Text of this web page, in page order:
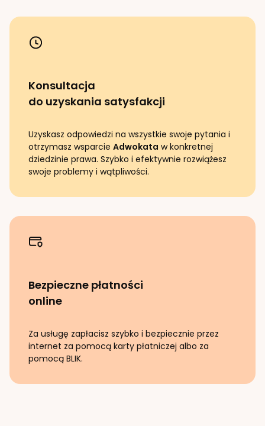
Konsultacja
do uzyskania satysfakcji
Uzyskasz odpowiedzi na wszystkie swoje pytania i
otrzymasz wsparcie Adwokata w konkretnej
dziedzinie prawa. Szybko i efektywnie rozwiążesz
swoje problemy i wątpliwości.
Bezpieczne płatności
online
Za usługę zapłacisz szybko i bezpiecznie przez
internet za pomocą karty płatniczej albo za
pomocą BLIK.